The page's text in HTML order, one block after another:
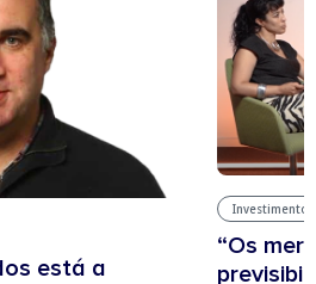
está a
Investimentos
“Os